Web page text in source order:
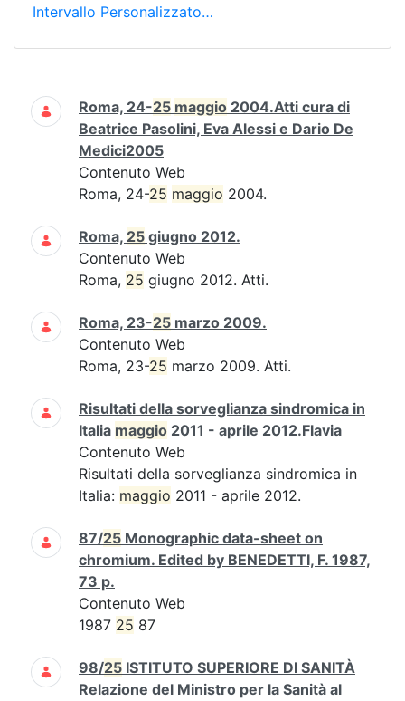
Intervallo Personalizzato…
Ricerca
Roma, 24-25 maggio 2004.Atti cura di
Beatrice Pasolini, Eva Alessi e Dario De
Medici2005
Contenuto Web
Roma, 24-25 maggio 2004.
Roma, 25 giugno 2012.
Contenuto Web
Roma, 25 giugno 2012. Atti.
Roma, 23-25 marzo 2009.
Contenuto Web
Roma, 23-25 marzo 2009. Atti.
Risultati della sorveglianza sindromica in
Italia maggio 2011 - aprile 2012.Flavia
Contenuto Web
Risultati della sorveglianza sindromica in
Italia: maggio 2011 - aprile 2012.
87/25 Monographic data-sheet on
chromium. Edited by BENEDETTI, F. 1987,
73 p.
Contenuto Web
1987 25 87
98/25 ISTITUTO SUPERIORE DI SANITÀ
Relazione del Ministro per la Sanità al